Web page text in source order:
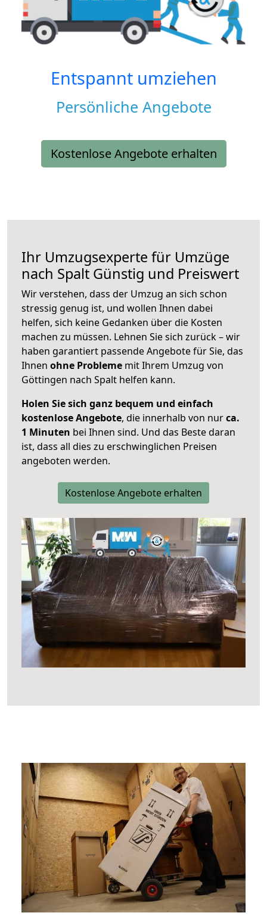
Entspannt umziehen
Persönliche Angebote
Kostenlose Angebote erhalten
Ihr Umzugsexperte für Umzüge
nach Spalt Günstig und Preiswert
Wir verstehen, dass der Umzug an sich schon
stressig genug ist, und wollen Ihnen dabei
helfen, sich keine Gedanken über die Kosten
machen zu müssen. Lehnen Sie sich zurück – wir
haben garantiert passende Angebote für Sie, das
Ihnen ohne Probleme mit Ihrem Umzug von
Göttingen nach Spalt helfen kann.
Holen Sie sich ganz bequem und einfach
kostenlose Angebote, die innerhalb von nurca.
1 Minuten bei Ihnen sind. Und das Beste daran
ist, dass all dies zu erschwinglichen Preisen
angeboten werden.
Kostenlose Angebote erhalten